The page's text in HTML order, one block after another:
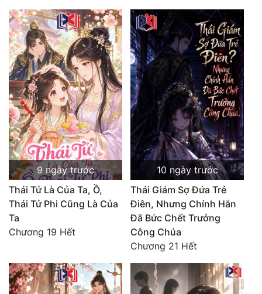
Tính Cách Nhân Vật :
Cơ Trí
Sát Phạt Quyết Đoán
Vô Sỉ
Điềm Đạm
9 ngày trước
Thái Tử Là Của Ta, Ồ,
Thái Tử Phi Cũng Là Của
Ta
Chương 19 Hết
10 ngày trước
Thái Giám Sợ Đứa Trẻ
Điên, Nhưng Chính Hắn
Đã Bức Chết Trưởng
Công Chúa
Chương 21 Hết